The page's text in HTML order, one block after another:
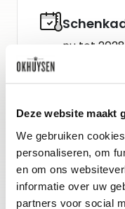
Deze website maakt
We gebruiken
personaliseren, om
en om ons
informatie over uw
partners voor social
nu tot
Past
avondwijn